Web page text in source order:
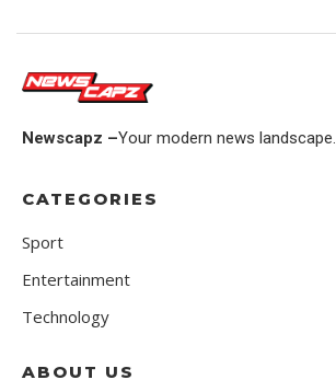
Newscapz –Your modern news landscape.
CATEGORIES
Sport
Entertainment
Technology
ABOUT US